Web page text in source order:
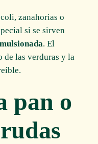
zanahorias o
si se sirven
. El
de las verduras y la
pan o